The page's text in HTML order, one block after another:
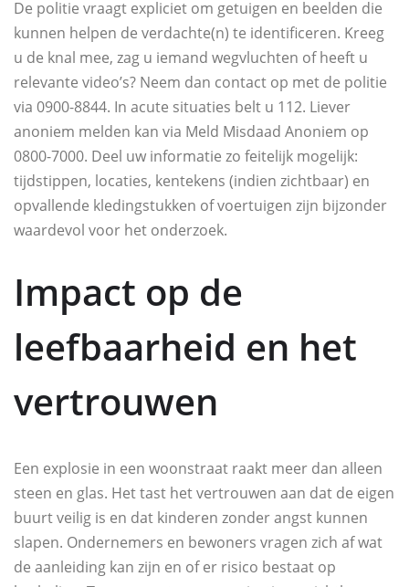
De politie vraagt expliciet om getuigen en beelden die
kunnen helpen de verdachte(n) te identificeren. Kreeg
u de knal mee, zag u iemand wegvluchten of heeft u
relevante video’s? Neem dan contact op met de politie
via 0900-8844. In acute situaties belt u 112. Liever
anoniem melden kan via Meld Misdaad Anoniem op
0800-7000. Deel uw informatie zo feitelijk mogelijk:
tijdstippen, locaties, kentekens (indien zichtbaar) en
opvallende kledingstukken of voertuigen zijn bijzonder
waardevol voor het onderzoek.
Impact op de
leefbaarheid en het
vertrouwen
Een explosie in een woonstraat raakt meer dan alleen
steen en glas. Het tast het vertrouwen aan dat de eigen
buurt veilig is en dat kinderen zonder angst kunnen
slapen. Ondernemers en bewoners vragen zich af wat
de aanleiding kan zijn en of er risico bestaat op